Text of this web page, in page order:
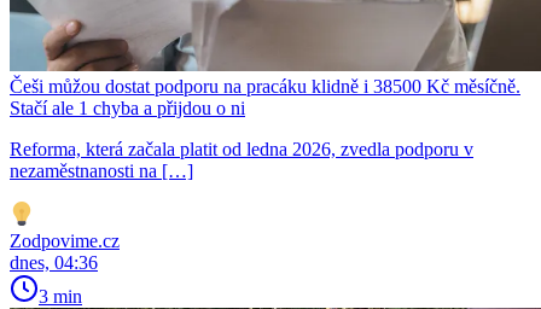
Češi můžou dostat podporu na pracáku klidně i 38500 Kč měsíčně.
Stačí ale 1 chyba a přijdou o ni
Reforma, která začala platit od ledna 2026, zvedla podporu v
nezaměstnanosti na […]
Zodpovime.cz
dnes, 04:36
3 min